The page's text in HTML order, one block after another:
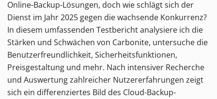
Online-Backup-Lösungen, doch wie schlägt sich der
Dienst im Jahr 2025 gegen die wachsende Konkurrenz?
In diesem umfassenden Testbericht analysiere ich die
Stärken und Schwächen von Carbonite, untersuche die
Benutzerfreundlichkeit, Sicherheitsfunktionen,
Preisgestaltung und mehr. Nach intensiver Recherche
und Auswertung zahlreicher Nutzererfahrungen zeigt
sich ein differenziertes Bild des Cloud-Backup-